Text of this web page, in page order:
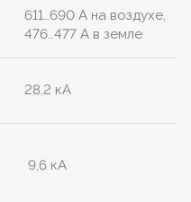
611…690 А на воздухе,
476…477 А в земле
28,2 кА
9,6 кА